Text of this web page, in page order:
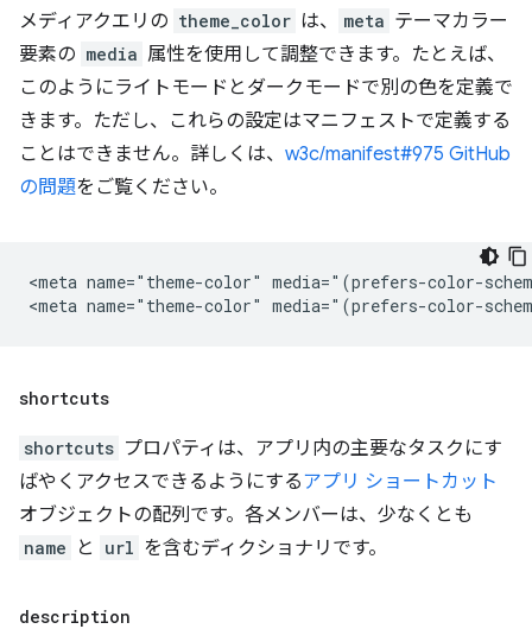
メディアクエリの theme_color は、 meta テーマカラー
要素の media 属性を使用して調整できます。たとえば、
このようにライトモードとダークモードで別の色を定義で
きます。ただし、これらの設定はマニフェストで定義する
ことはできません。詳しくは、 w3c/manifest#975 GitHub
の問題をご覧ください。
<meta name="theme-color" media="(prefers-color-
shortcuts
shortcuts プロパティは、アプリ内の主要なタスクにす
ばやくアクセスできるようにするアプリ ショートカット
オブジェクトの配列です。各メンバーは、少なくとも
name と url を含むディクショナリです。
description